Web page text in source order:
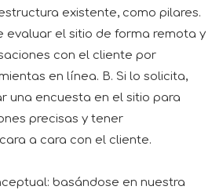
existente, como pilares.
evaluar el sitio de forma remota y
con el cliente por
en línea. B. Si lo solicita,
una encuesta en el sitio para
precisas y tener
a cara con el cliente.
basándose en nuestra